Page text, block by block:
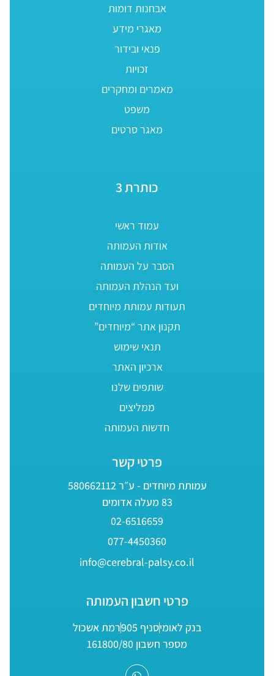
אבחנות דומות
מאגרי מידע
פנאי ובידור
זכויות
מאמרים ומחקרים
משפט
מאגר סרטים
כותרת 3
עמוד ראשי
אודות העמותה
הסבר על העמותה
ועד הנהלת העמותה
תעודות עמותת מיוחדים
תקנון אתר “מיוחדים”
תנאי שימוש
ארכיון האתר
שותפים שלנו
ממליצים
חדשות העמותה
פרטי קשר
עמותת מיוחדים - ע״ר 580662112
83 מעלה אדומים
02-6516659
077-4450360
info@cerebral-palsy.co.il
פרטי חשבון העמותה
בנק לאומיסניף 905
רמת אשכול
מספר חשבון 161800/80